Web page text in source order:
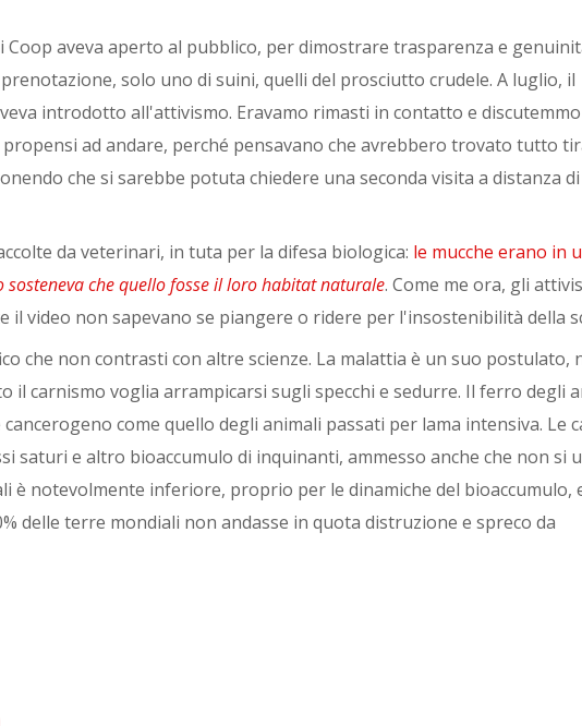
Coop aveva aperto al pubblico, per dimostrare trasparenza e
solo uno di suini, quelli del prosciutto crudele. A luglio, il
introdotto all'attivismo. Eravamo rimasti in contatto e
ad andare, perché pensavano che avrebbero trovato tutto
che si sarebbe potuta chiedere una seconda visita a distanza di
da veterinari, in tuta per la difesa biologica: le mucche erano in
sosteneva che quello fosse il loro habitat naturale. Come me ora, gli
il video non sapevano se piangere o ridere per l'insostenibilità della
che non contrasti con altre scienze. La malattia è un suo postulato,
il carnismo voglia arrampicarsi sugli specchi e sedurre. Il ferro degli
come quello degli animali passati per lama intensiva. Le
saturi e altro bioaccumulo di inquinanti, ammesso anche che non si
è notevolmente inferiore, proprio per le dinamiche del bioaccumulo,
delle terre mondiali non andasse in quota distruzione e spreco da